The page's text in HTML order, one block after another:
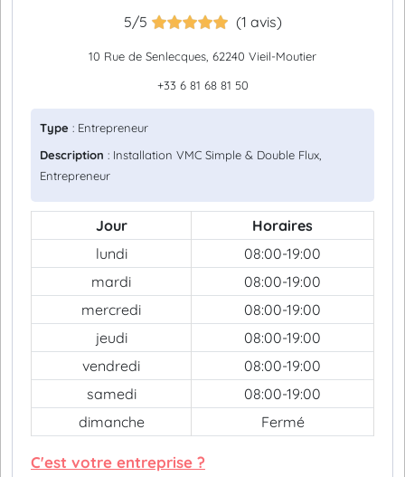
5/5 (1 avis)
10 Rue de Senlecques, 62240 Vieil-Moutier
+33 6 81 68 81 50
Type : Entrepreneur
Description : Installation VMC Simple & Double Flux,
Entrepreneur
Jour
Horaires
lundi
08:00-19:00
mardi
08:00-19:00
mercredi
08:00-19:00
jeudi
08:00-19:00
vendredi
08:00-19:00
samedi
08:00-19:00
dimanche
Fermé
C'est votre entreprise ?